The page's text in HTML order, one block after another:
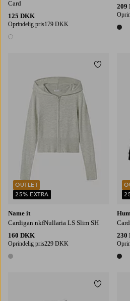
Card
125 DKK
Oprindelig pris179 DKK
1 farve
209
1
Name it
Cardigan nkfNullaria LS Slim SH
160 DKK
Oprindelig pris229 DKK
1 farve
OUTLET
25% EXTRA
Tilføj til
122/128130/140 146-152158/164
230
1
Tilføj til